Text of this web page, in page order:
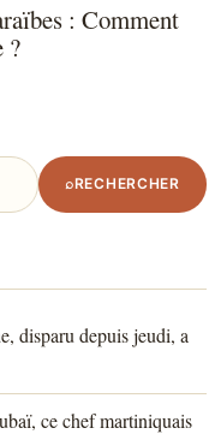
: Comment
?
⌕RECHERCHER
disparu depuis jeudi, a
ce chef martiniquais